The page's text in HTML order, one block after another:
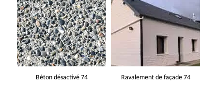
Béton désactivé 74 Ravalement de façade 74